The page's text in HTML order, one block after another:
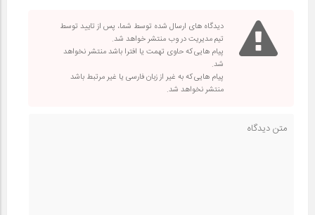
دیدگاه های ارسال شده توسط شما، پس از تایید توسط
تیم مدیریت در وب منتشر خواهد شد.
پیام هایی که حاوی تهمت یا افترا باشد منتشر نخواهد
شد.
پیام هایی که به غیر از زبان فارسی یا غیر مرتبط باشد
منتشر نخواهد شد.